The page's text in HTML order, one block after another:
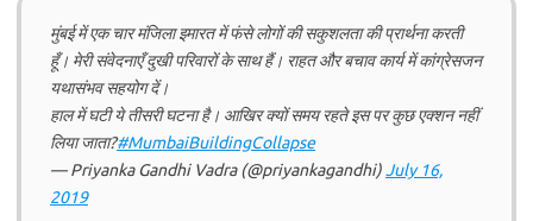
मुंबई में एक चार मंजिला इमारत में फंसे लोगों की सकुशलता की प्रार्थना करती
हूँ। मेरी संवेदनाएँ दुखी परिवारों के साथ हैं। राहत और बचाव कार्य में कांग्रेसजन
यथासंभव सहयोग दें।
हाल में घटी ये तीसरी घटना है। आखिर क्यों समय रहते इस पर कुछ एक्शन नहीं
लिया जाता?#MumbaiBuildingCollapse
— Priyanka Gandhi Vadra (@priyankagandhi)July 16,
2019